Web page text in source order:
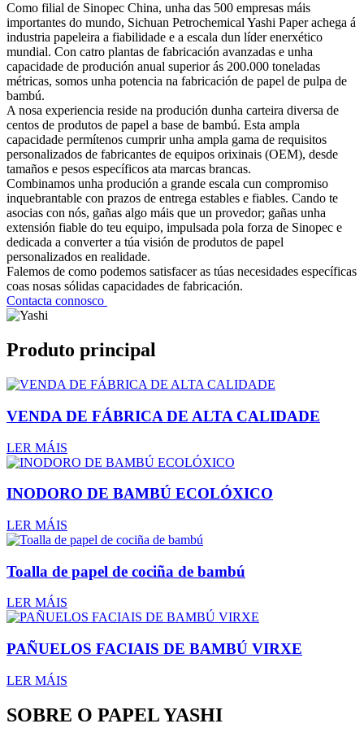
Como filial de Sinopec China, unha das 500 empresas máis
importantes do mundo, Sichuan Petrochemical Yashi Paper achega á
industria papeleira a fiabilidade e a escala dun líder enerxético
mundial. Con catro plantas de fabricación avanzadas e unha
capacidade de produción anual superior ás 200.000 toneladas
métricas, somos unha potencia na fabricación de papel de pulpa de
bambú.
A nosa experiencia reside na produción dunha carteira diversa de
centos de produtos de papel a base de bambú. Esta ampla
capacidade permítenos cumprir unha ampla gama de requisitos
personalizados de fabricantes de equipos orixinais (OEM), desde
tamaños e pesos específicos ata marcas brancas.
Combinamos unha produción a grande escala cun compromiso
inquebrantable con prazos de entrega estables e fiables. Cando te
asocias con nós, gañas algo máis que un provedor; gañas unha
extensión fiable do teu equipo, impulsada pola forza de Sinopec e
dedicada a converter a túa visión de produtos de papel
personalizados en realidade.
Falemos de como podemos satisfacer as túas necesidades específicas
coas nosas sólidas capacidades de fabricación.
Contacta connosco
Produto principal
VENDA DE FÁBRICA DE ALTA CALIDADE
LER MÁIS
INODORO DE BAMBÚ ECOLÓXICO
LER MÁIS
Toalla de papel de cociña de bambú
LER MÁIS
PAÑUELOS FACIAIS DE BAMBÚ VIRXE
LER MÁIS
SOBRE O PAPEL YASHI